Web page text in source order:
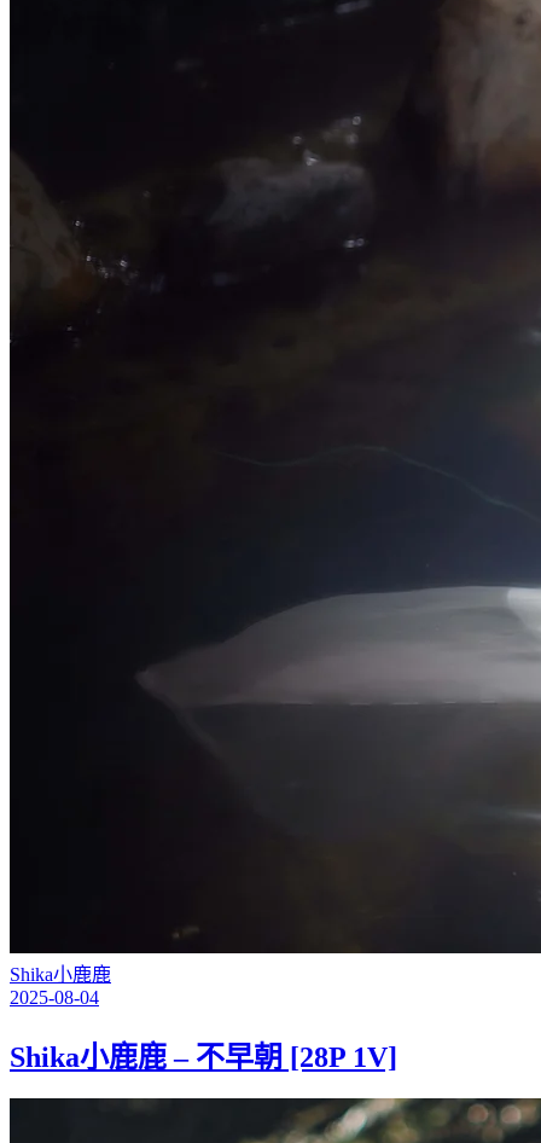
Shika小鹿鹿
2025-08-04
Shika小鹿鹿 – 不早朝 [28P 1V]